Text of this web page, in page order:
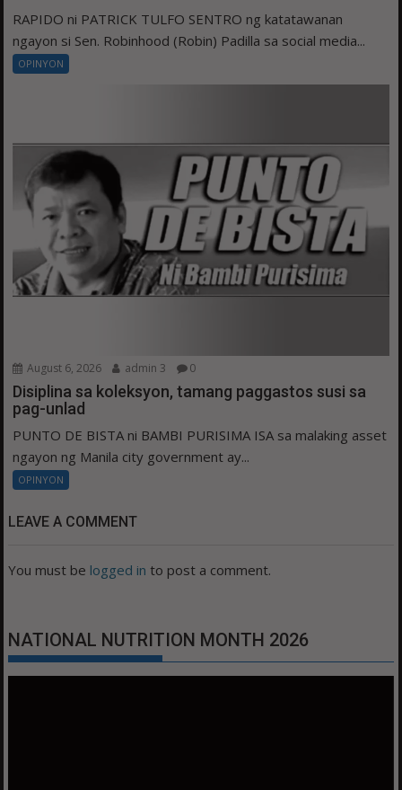
RAPIDO ni PATRICK TULFO SENTRO ng katatawanan
ngayon si Sen. Robinhood (Robin) Padilla sa social media...
OPINYON
August 6, 2026 admin 3 0
Disiplina sa koleksyon, tamang paggastos susi sa
pag-unlad
PUNTO DE BISTA ni BAMBI PURISIMA ISA sa malaking asset
ngayon ng Manila city government ay...
OPINYON
LEAVE A COMMENT
You must be logged in to post a comment.
NATIONAL NUTRITION MONTH 2026